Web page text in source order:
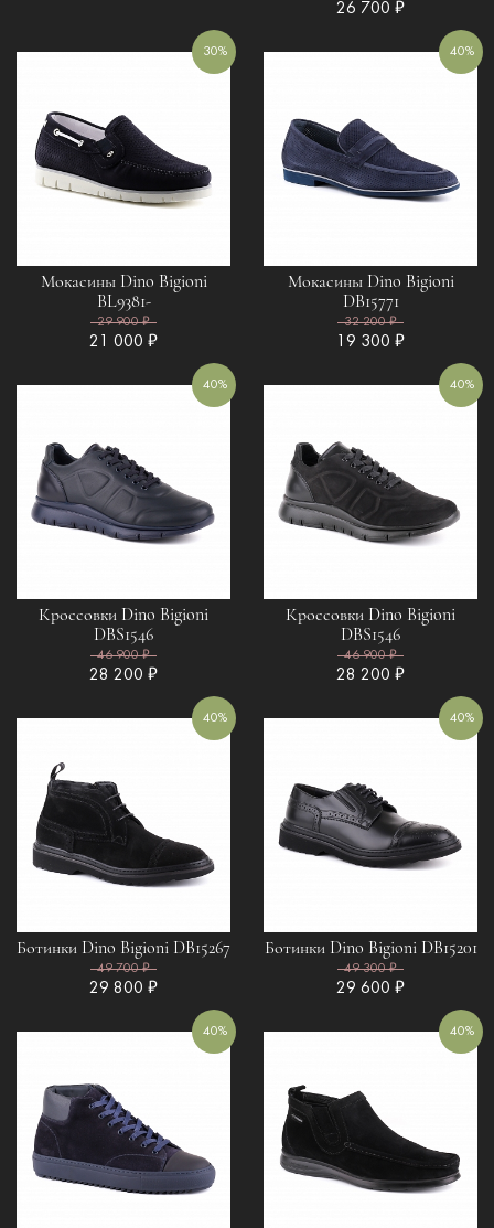
26 700 ₽
30%
Мокасины Dino Bigioni
BL9381-
29 900 ₽
21 000 ₽
40%
Мокасины Dino Bigioni
DB15771
32 200 ₽
19 300 ₽
40%
Кроссовки Dino Bigioni
DBS1546
46 900 ₽
28 200 ₽
40%
Кроссовки Dino Bigioni
DBS1546
46 900 ₽
28 200 ₽
40%
Ботинки Dino Bigioni DB15267
49 700 ₽
29 800 ₽
40%
Ботинки Dino Bigioni DB15201
49 300 ₽
29 600 ₽
40% 40%